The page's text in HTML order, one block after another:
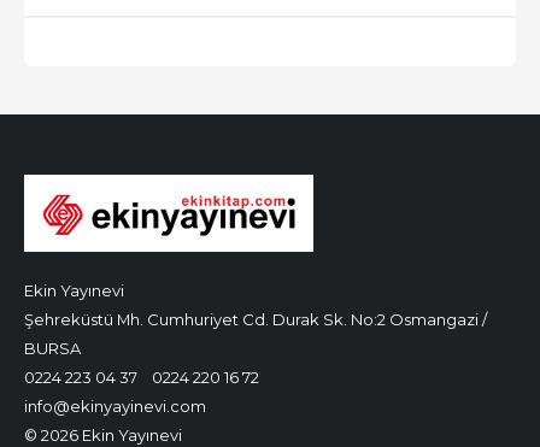
Ekin Yayınevi
Şehreküstü Mh. Cumhuriyet Cd. Durak Sk. No:2 Osmangazi /
BURSA
0224 223 04 37
0224 220 16 72
info@ekinyayinevi.com
© 2026 Ekin Yayınevi